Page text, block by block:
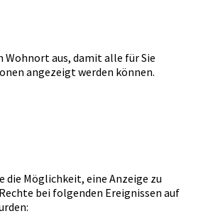
Wohnort aus, damit alle für Sie
angezeigt werden können.
die Möglichkeit, eine Anzeige zu
bei folgenden Ereignissen auf